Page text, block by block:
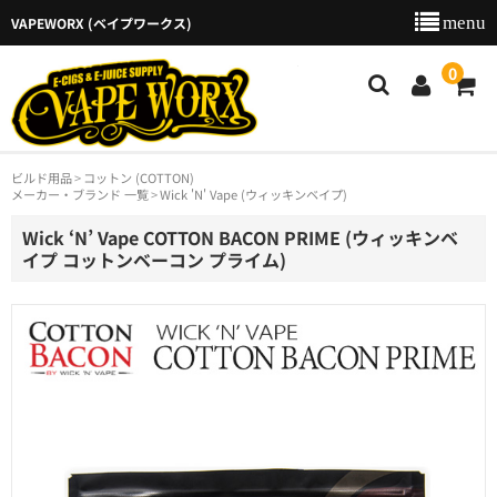
VAPEWORX (ベイプワークス)
0
新着商品
商品カテゴリー
ご利用ガイド
特定商取引法に基づく表示
店舗のご案内
ビルド用品
コットン (COTTON)
メーカー・ブランド 一覧
Wick 'N' Vape (ウィッキンベイプ)
Wick ‘N’ Vape COTTON BACON PRIME (ウィッキンベ
イプ コットンベーコン プライム)